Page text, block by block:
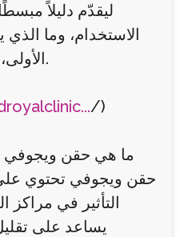
ليقدّم دليلاً
الاستخدام، وما
الأولى، بأسلوب واضح وواقعي.
/)
ما هي حقن
حقن ويجوفي تحتوي
التأثير في مراكز
يساعد على